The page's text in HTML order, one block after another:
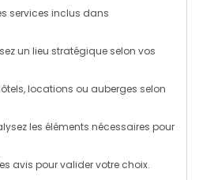
services inclus dans
un lieu stratégique selon vos
locations ou auberges selon
les éléments nécessaires pour
avis pour valider votre choix.